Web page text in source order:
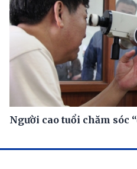
Người cao tuổi chăm sóc